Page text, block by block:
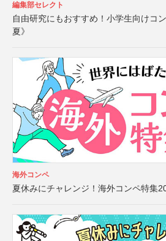
編集部セレクト
自由研究にもおすすめ！小学生向けコ
夏》
海外コンペ
夏休みにチャレンジ！海外コンペ特集